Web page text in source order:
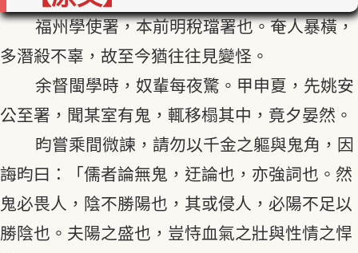
福州學使署，本前明稅璫署也。奄人暴橫，
多潛殺不辜，故至今猶往往見變怪。
余督閩學時，奴輩每夜驚。甲申夏，先姚安
公至署，聞某室有鬼，輒移榻其中，竟夕晏然。
昀嘗乘間微諫，請勿以千金之軀與鬼角，因
誨昀曰：「儒者論無鬼，迂論也，亦強詞也。然
鬼必畏人，陰不勝陽也，其或侵人，必陽不足以
勝陰也。夫陽之盛也，豈恃血氣之壯與性情之悍